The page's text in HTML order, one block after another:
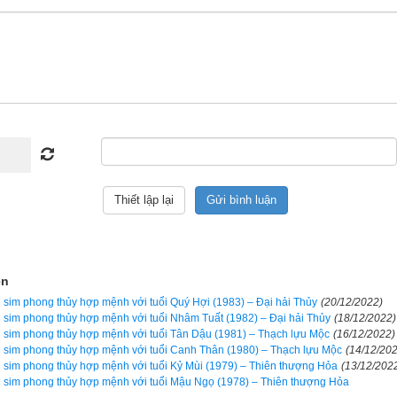
ngũ hành sim hợp tuổi 2013 Quý Tỵ (癸巳)
thủy lại có tác dụng bởi mỗi khi có cuộc gọi đến là một lần sóng
sim và điện thoại di động của bạn, từ đó kích hoạt năng
con số lại mang năng lượng và có tính ngũ hành riêng sẽ có tác
và ngũ hành trong cơ thể bạn nếu biết chọn đúng. Ngược lại
phong trào bởi nếu vận mệnh của bạn tốt thì sim phong thủy có
bạn, nhưng nếu vận mệnh đã rất xấu rồi, nhiều khi chỉ thêm 1
Cổ nhân đã nói “Đại phú do Thiên, tiểu phú do Cần” tạm dịch là
phước được trời giúp, còn người giàu có nhỏ là do cần kiệm, siêng
Vì vậy tôi luôn tự nhủ rằng vận mệnh của mình không phải là phú
thiện tích đức, tích cóp từng cái nhỏ để dần cải biến vận
phong thủy hợp mệnh với tuổi Quý Hợi (1983) – Đại hải Thủy (20/12/2022)
phong thủy hợp mệnh với tuổi Nhâm Tuất (1982) – Đại hải Thủy (18/12/2022)
phong thủy hợp mệnh với tuổi Tân Dậu (1981) – Thạch lựu Mộc (16/12/2022)
phong thủy hợp mệnh với tuổi Canh Thân (1980) – Thạch lựu Mộc (14/12/
phong thủy hợp mệnh với tuổi Kỷ Mùi (1979) – Thiên thượng Hỏa (13/12/
phong thủy hợp mệnh với tuổi Mậu Ngọ (1978) – Thiên thượng Hỏa